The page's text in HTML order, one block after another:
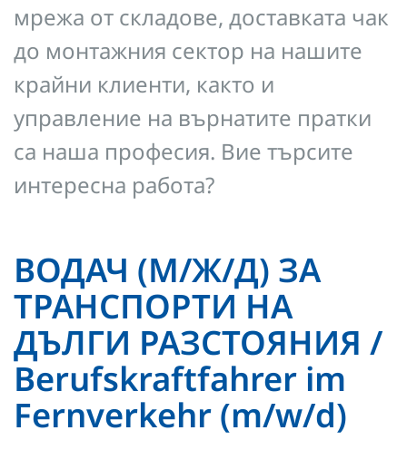
ВОДАЧ (М/Ж/Д) ЗА
ТРАНСПОРТИ НА
ДЪЛГИ РАЗСТОЯНИЯ /
Berufskraftfahrer im
Fernverkehr (m/w/d)
мрежа от складове, доставката чак
до монтажния сектор на нашите
крайни клиенти, както и
управление на върнатите пратки
са наша професия. Вие търсите
интересна работа?